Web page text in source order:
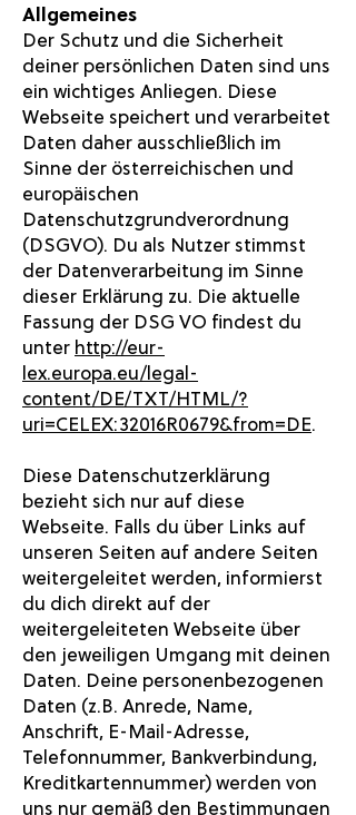
Allgemeines
Der Schutz und die Sicherheit
deiner persönlichen Daten sind uns
ein wichtiges Anliegen. Diese
Webseite speichert und verarbeitet
Daten daher ausschließlich im
Sinne der österreichischen und
europäischen
Datenschutzgrundverordnung
(DSGVO). Du als Nutzer stimmst
der Datenverarbeitung im Sinne
dieser Erklärung zu. Die aktuelle
Fassung der DSG VO findest du
unter http://eur-
lex.europa.eu/legal-
content/DE/TXT/HTML/?
uri=CELEX:32016R0679&from=DE.
Diese Datenschutzerklärung
bezieht sich nur auf diese
Webseite. Falls du über Links auf
unseren Seiten auf andere Seiten
weitergeleitet werden, informierst
du dich direkt auf der
weitergeleiteten Webseite über
den jeweiligen Umgang mit deinen
Daten. Deine personenbezogenen
Daten (z.B. Anrede, Name,
Anschrift, E-Mail-Adresse,
Telefonnummer, Bankverbindung,
Kreditkartennummer) werden von
uns nur gemäß den Bestimmungen